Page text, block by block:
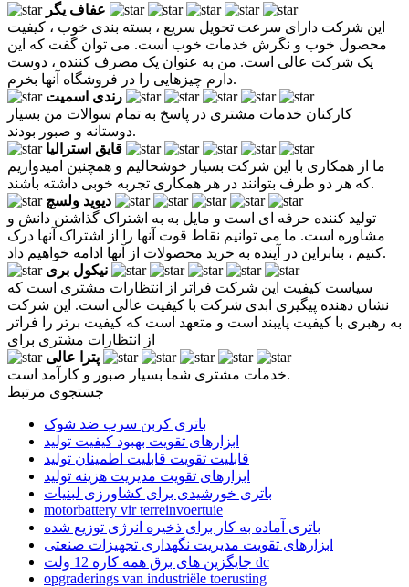
عفاف یگر
این شرکت دارای سرعت تحویل سریع ، بسته بندی خوب ، کیفیت
محصول خوب و نگرش خدمات خوب است. می توان گفت که این
یک شرکت عالی است. من به عنوان یک مصرف کننده ، دوست
دارم چیزهایی را در فروشگاه آنها بخرم.
رندی اسمیت
کارکنان خدمات مشتری در پاسخ به تمام سوالات من بسیار
دوستانه و صبور بودند.
قایق استرالیا
ما از همکاری با این شرکت بسیار خوشحالیم و همچنین امیدواریم
که هر دو طرف بتوانند در هر همکاری تجربه خوبی داشته باشند.
دیوید ولسچ
تولید کننده حرفه ای است و مایل به به اشتراک گذاشتن دانش و
مشاوره است. ما می توانیم نقاط قوت آنها را از اشتراک آنها درک
کنیم ، بنابراین در آینده به خرید محصولات از آنها ادامه خواهیم داد.
نیکول بری
سیاست کیفیت این شرکت فراتر از انتظارات مشتری است که
نشان دهنده پیگیری ابدی شرکت با کیفیت عالی است. این شرکت
به رهبری با کیفیت پایبند است و متعهد است که کیفیت برتر را فراتر
از انتظارات مشتری برای
پترا عالی
خدمات مشتری شما بسیار صبور و کارآمد است.
جستجوی مرتبط
باتری کربن سرب ضد شوک
ابزارهای تقویت بهبود کیفیت تولید
قابلیت تقویت قابلیت اطمینان تولید
ابزارهای تقویت مدیریت هزینه تولید
باتری خورشیدی برای کشاورزی لبنیات
motorbattery vir terreinvoertuie
باتری آماده به کار برای ذخیره انرژی توزیع شده
ابزارهای تقویت مدیریت نگهداری تجهیزات صنعتی
جایگزین های برق همه کاره 12 ولت dc
opgraderings van industriële toerusting